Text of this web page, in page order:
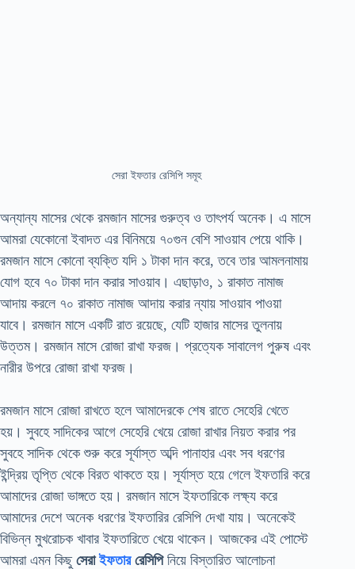
সেরা ইফতার রেসিপি সমূহ
অন্যান্য মাসের থেকে রমজান মাসের গুরুত্ব ও তাৎপর্য অনেক। এ মাসে
আমরা যেকোনো ইবাদত এর বিনিময়ে ৭০গুন বেশি সাওয়াব পেয়ে থাকি।
রমজান মাসে কোনো ব্যক্তি যদি ১ টাকা দান করে, তবে তার আমলনামায়
যোগ হবে ৭০ টাকা দান করার সাওয়াব। এছাড়াও, ১ রাকাত নামাজ
আদায় করলে ৭০ রাকাত নামাজ আদায় করার ন্যায় সাওয়াব পাওয়া
যাবে। রমজান মাসে একটি রাত রয়েছে, যেটি হাজার মাসের তুলনায়
উত্তম। রমজান মাসে রোজা রাখা ফরজ। প্রত্যেক সাবালেগ পুরুষ এবং
নারীর উপরে রোজা রাখা ফরজ।
রমজান মাসে রোজা রাখতে হলে আমাদেরকে শেষ রাতে সেহেরি খেতে
হয়। সুবহে সাদিকের আগে সেহেরি খেয়ে রোজা রাখার নিয়ত করার পর
সুবহে সাদিক থেকে শুরু করে সূর্যাস্ত অব্দি পানাহার এবং সব ধরণের
ইন্দ্রিয় তৃপ্তি থেকে বিরত থাকতে হয়। সূর্যাস্ত হয়ে গেলে ইফতারি করে
আমাদের রোজা ভাঙ্গতে হয়। রমজান মাসে ইফতারিকে লক্ষ্য করে
আমাদের দেশে অনেক ধরণের ইফতারির রেসিপি দেখা যায়। অনেকেই
বিভিন্ন মুখরোচক খাবার ইফতারিতে খেয়ে থাকেন। আজকের এই পোস্টে
আমরা এমন কিছু সেরাইফতার রেসিপিনিয়ে বিস্তারিত আলোচনা